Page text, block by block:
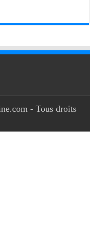
- Tous droits